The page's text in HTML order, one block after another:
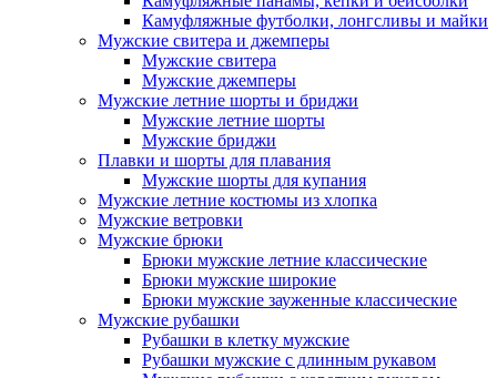
Камуфляжные футболки, лонгсливы и майки
Мужские свитера и джемперы
Мужские свитера
Мужские джемперы
Мужские летние шорты и бриджи
Мужские летние шорты
Мужские бриджи
Плавки и шорты для плавания
Мужские шорты для купания
Мужские летние костюмы из хлопка
Мужские ветровки
Мужские брюки
Брюки мужские летние классические
Брюки мужские широкие
Брюки мужские зауженные классические
Мужские рубашки
Рубашки в клетку мужские
Рубашки мужские с длинным рукавом